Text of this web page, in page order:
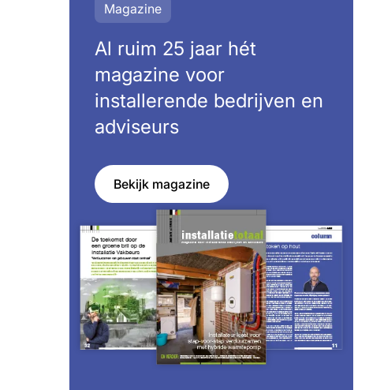
Magazine
Al ruim 25 jaar hét
magazine voor
installerende bedrijven en
adviseurs
Bekijk magazine